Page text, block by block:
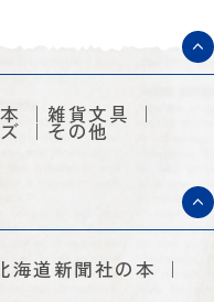
本 雑貨文具
その他
海道新聞社の本